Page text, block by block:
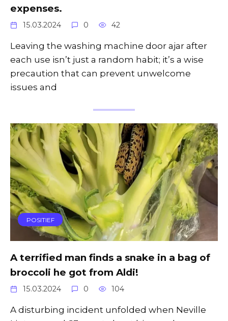
expenses.
15.03.2024 0 42
Leaving the washing machine door ajar after
each use isn’t just a random habit; it’s a wise
precaution that can prevent unwelcome
issues and
POSITIEF
A terrified man finds a snake in a bag of
broccoli he got from Aldi!
15.03.2024 0 104
A disturbing incident unfolded when Neville